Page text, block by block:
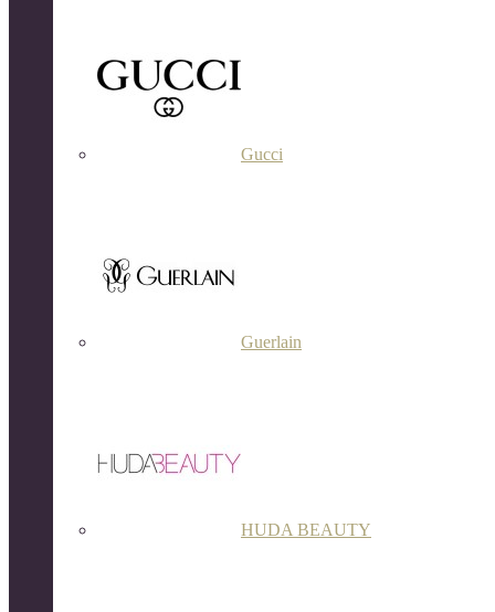
Gucci
Guerlain
HUDA BEAUTY